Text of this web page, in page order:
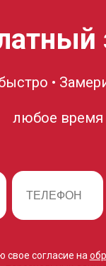
•
любое время
свое согласие на